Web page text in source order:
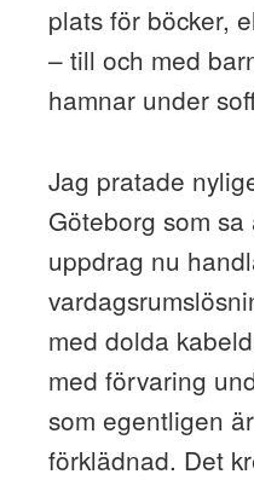
plats för böcker,
– till och med
hamnar under
Jag pratade
Göteborg som
uppdrag nu
med dolda
med förvaring
som egentligen
förklädnad. Det